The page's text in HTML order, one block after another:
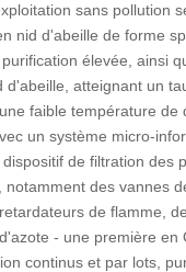
sans pollution
nid d'abeille de forme
élevée, ainsi
atteignant un
faible température de
un système micro-
de filtration des
des vannes
de flamme,
- une première en
continus et par lots,